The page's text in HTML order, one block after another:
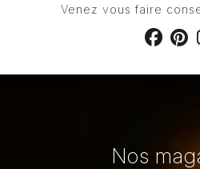
Venez vous faire
Nos